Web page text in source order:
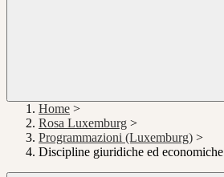
Home >
Rosa Luxemburg >
Programmazioni (Luxemburg) >
Discipline giuridiche ed economiche